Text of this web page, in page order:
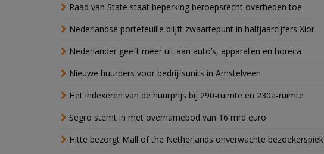
Raad van State staat beperking beroepsrecht overheden toe
Nederlandse portefeuille blijft zwaartepunt in halfjaarcijfers Xior
Nederlander geeft meer uit aan auto’s, apparaten en horeca
Nieuwe huurders voor bedrijfsunits in Amstelveen
Het indexeren van de huurprijs bij 290-ruimte en 230a-ruimte
Segro stemt in met overnamebod van 16 mrd euro
Hitte bezorgt Mall of the Netherlands onverwachte bezoekerspiek